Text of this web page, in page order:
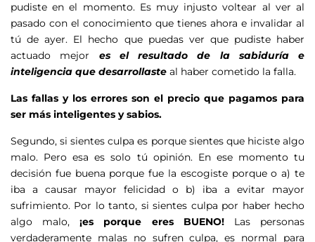
pudiste en el momento. Es muy injusto voltear al ver al
pasado con el conocimiento que tienes ahora e invalidar al
tú de ayer. El hecho que puedas ver que pudiste haber
actuado mejor es el resultado de la sabiduría e
inteligencia que desarrollaste al haber cometido la falla.
Las fallas y los errores son el precio que pagamos para
ser más inteligentes y sabios.
Segundo, si sientes culpa es porque sientes que hiciste algo
malo. Pero esa es solo tú opinión. En ese momento tu
decisión fue buena porque fue la escogiste porque o a) te
iba a causar mayor felicidad o b) iba a evitar mayor
sufrimiento. Por lo tanto, si sientes culpa por haber hecho
algo malo,¡es porque eres BUENO! Las personas
verdaderamente malas no sufren culpa, es normal para